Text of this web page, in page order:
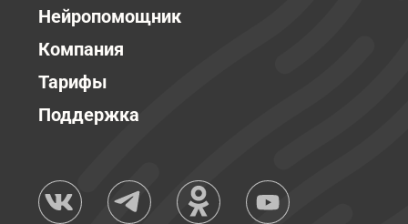
Нейропомощник
Компания
Тарифы
Поддержка